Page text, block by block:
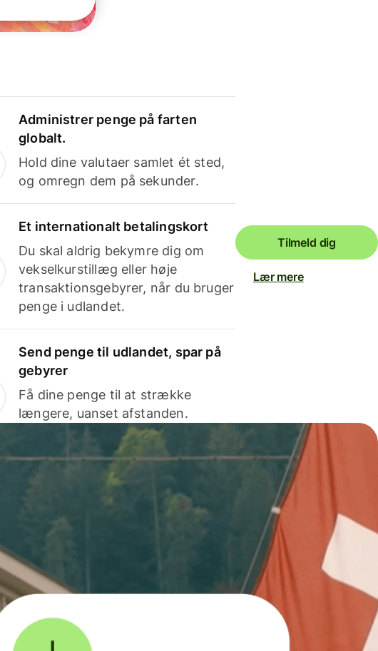
Administrer penge på farten
globalt.
Hold dine valutaer samlet ét sted,
og omregn dem på sekunder.
Et internationalt betalingskort
Du skal aldrig bekymre dig om
vekselkurstillæg eller høje
transaktionsgebyrer, når du bruger
penge i udlandet.
Send penge til udlandet, spar på
gebyrer
Få dine penge til at strække
længere, uanset afstanden.
Tilmeld dig
Lær mere